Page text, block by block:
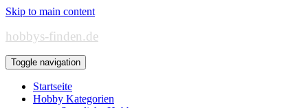
Skip to main content
hobbys-finden.de
Toggle navigation
Startseite
Hobby Kategorien